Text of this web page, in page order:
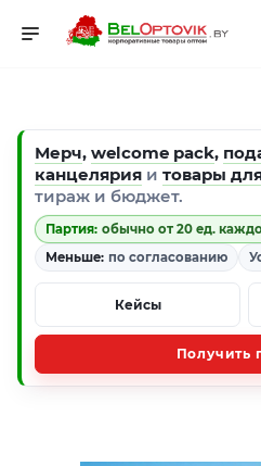
Мерч, welcome pack,
канцелярия и товары
тираж и бюджет.
Партия: обычно от 20 ед.
Меньше: по согласованию
Кейсы
Получить